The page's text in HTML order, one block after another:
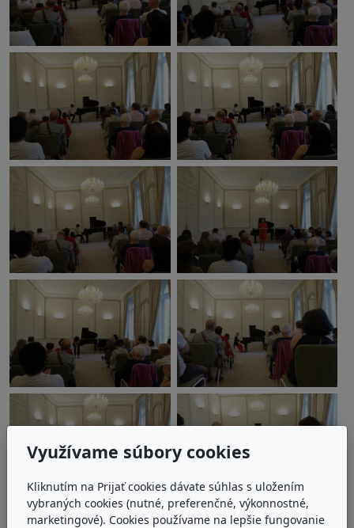
Využívame súbory cookies
Kliknutím na Prijať cookies dávate súhlas s uložením
vybraných cookies (nutné, preferenčné, výkonnostné,
marketingové). Cookies používame na lepšie fungovanie